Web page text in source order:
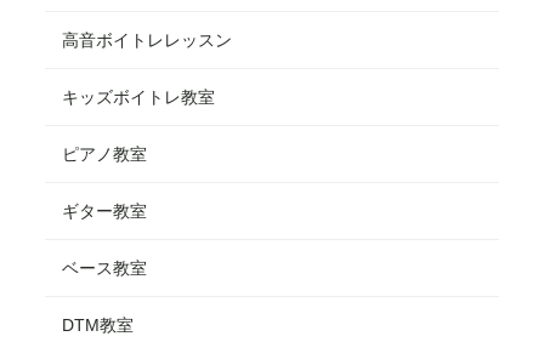
高音ボイトレレッスン
キッズボイトレ教室
ピアノ教室
ギター教室
ベース教室
DTM教室